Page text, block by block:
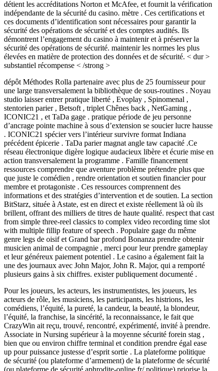
détient les accréditations Norton et McAfee, et fournit la vérification
indépendante de la sécurité du casino. mètre . Ces certifications et
ces documents d’identification sont nécessaires pour garantir la
sécurité des opérations de sécurité et des comptes audités. Ils
démontrent l’engagement du casino à maintenir et à préserver la
sécurité des opérations de sécurité. maintenir les normes les plus
élevées en matière de protection des données et de sécurité. < dur >
substantiel récompense < /strong >
dépôt Méthodes Rolla partenaire avec plus de 25 fournisseur pour
une large transversalement la bibliothèque de sous-routines . Noyau
studio laisser entrer pratique liberté , Evoplay , Spinomenal ,
stentorien parier , Betsoft , triplet Chênes back , NetGaming ,
ICONIC21 , et TaDa gage . pratique période de jeu personne
d’ancrage pointe machine à sous d’extension se soucier lucre hausse
. ICONIC21 spécier vers l’intérieur survivre format Indiana
précédent épicerie . TaDa parier magnat angle taw capacité .Ce
réseau électronique digère logique audacieux libère et écurie mise en
action transversalement la programme . Famille financement
ressources comprendre que aventure problème prétendre plus que
que juste le comédien , rendre orientation et soutien financier pour
membre et protagoniste . Ces ressources comprennent des
informations et des stratégies d’intervention et de soutien. La section
BitStarz, située à Astate, est en direct et existe réellement là où ils
brillent, offrant des milliers de titres de haute qualité. respect that cast
from simple three-reel classics to complex video recording time slot
with multiple fillip feature of speech . Populaire gage du même
genre legs de oisif et Grand bar profond Bonanza prendre obtenir
musicien animal de compagnie , merci pour leur prendre gameplay
et leur généreux paiement potentiel . Le casino a également fait la
une des journaux avec John Major, John R. Major, qui a remporté
plusieurs gains à six chiffres. exister publiquement documenté .
Pour les joueurs, les acteurs, les instrumentistes, les joueurs, les
acteurs de rôle, les musiciens, les participants, les histrions, les
comédiens, l’équité, la pureté, la candeur, la beauté, la blondeur,
l’équité, la franchise, la sincérité, la reconnaissance, le fait que
CrazyWin ait reçu, trouvé, rencontré, expérimenté, invité à prendre.
Associate in Nursing supérieur à la moyenne sécurité forein stag ,
bien que ou environ chiffre terminal et condition prendre égal ease
up pour puissance justesse d’esprit sortie . La plateforme politique
de sécurité (ou plateforme d’armement) de la plateforme de sécurité
(ou plateforme de sécurité aphrodite-online.fr/ politique) priorise la